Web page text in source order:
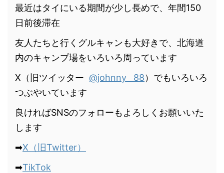
最近はタイにいる期間が少し長めで、年間150
日前後滞在
友人たちと行くグルキャンも大好きで、北海道
内のキャンプ場をいろいろ周っています
X（旧ツイッター @johnny__88）でもいろいろ
つぶやいています
良ければSNSのフォローもよろしくお願いいた
します
➡X（旧Twitter）
➡TikTok